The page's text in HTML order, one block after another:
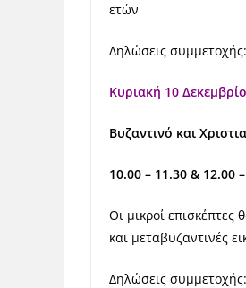
ετών
Δηλώσεις
Κυριακή 10
Βυζαντινό και
10.00 – 11.30 & 12.00
Οι μικροί επισκέπτες
και μεταβυζαντινές
Δηλώσεις